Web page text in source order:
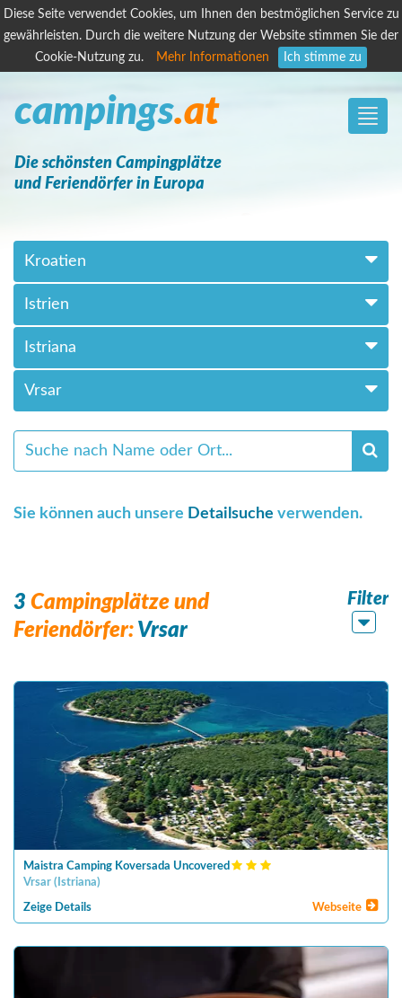
Diese Seite verwendet Cookies, um Ihnen den bestmöglichen Service zu
gewährleisten. Durch die weitere Nutzung der Website stimmen Sie der
Cookie-Nutzung zu.
Mehr Informationen Ich stimme zu
Toggle
campings.at
Die schönsten Campingplätze
und Feriendörfer in Europa
Kroatien
Istrien
Istriana
Vrsar
Sie können auch unsere Detailsuche verwenden.
3 Campingplätze und
Feriendörfer: Vrsar
Filter
Maistra Camping Koversada Uncovered
Vrsar ( Istriana)
Zeige Details Webseite